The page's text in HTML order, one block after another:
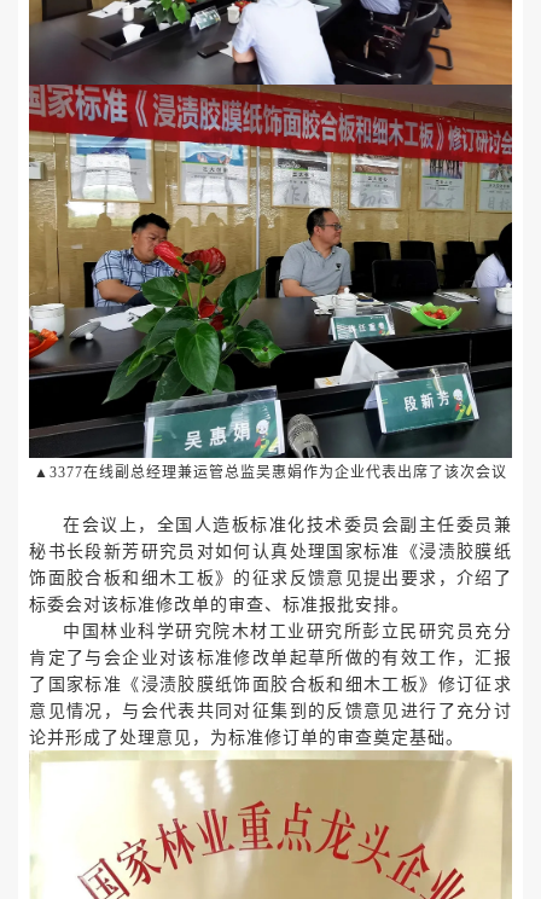
▲3377在线副总经理兼运管总监吴惠娟作为企业代表出席了该次会议
在会议上，全国人造板标准化技术委员会副主任委员兼
秘书长段新芳研究员对如何认真处理国家标准《浸渍胶膜纸
饰面胶合板和细木工板》的征求反馈意见提出要求，介绍了
标委会对该标准修改单的审查、标准报批安排。
中国林业科学研究院木材工业研究所彭立民研究员充分
肯定了与会企业对该标准修改单起草所做的有效工作，汇报
了国家标准《浸渍胶膜纸饰面胶合板和细木工板》修订征求
意见情况，与会代表共同对征集到的反馈意见进行了充分讨
论并形成了处理意见，为标准修订单的审查奠定基础。